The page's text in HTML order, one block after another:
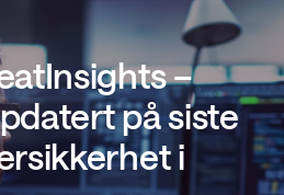
–
på siste
i